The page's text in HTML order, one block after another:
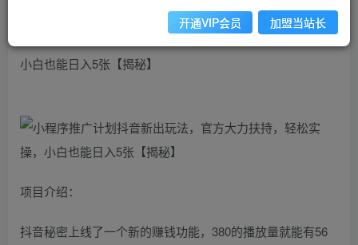
小程序推广计划抖音新出玩法，官方大力扶持，轻松实操，
小白也能日入5张【揭秘】
项目介绍：
抖音秘密上线了一个新的赚钱功能，380的播放量就能有56
开通VIP会员 加盟当站长